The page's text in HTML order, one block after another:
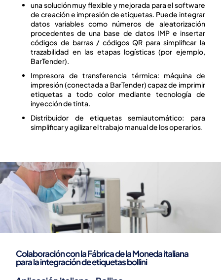
una solución muy flexible y mejorada para el software
de creación e impresión de etiquetas. Puede integrar
datos variables como números de aleatorización
procedentes de una base de datos IMP e insertar
códigos de barras / códigos QR para simplificar la
trazabilidad en las etapas logísticas (por ejemplo,
BarTender).
Impresora de transferencia térmica: máquina de
impresión (conectada a BarTender) capaz de imprimir
etiquetas a todo color mediante tecnología de
inyección de tinta.
Distribuidor de etiquetas semiautomático: para
simplificar y agilizar el trabajo manual de los operarios.
Colaboración con la Fábrica de la Moneda italiana
para la integración de etiquetas bollini